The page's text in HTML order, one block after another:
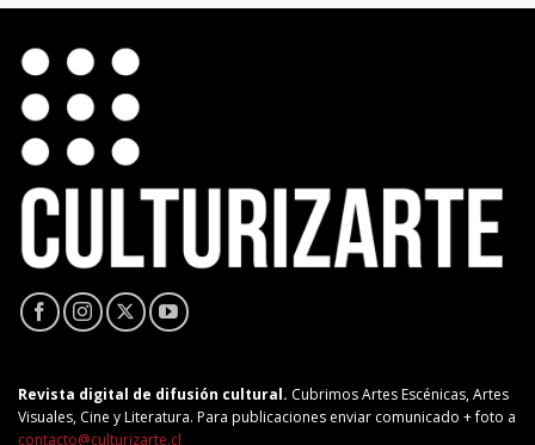
Revista digital de difusión cultural. Cubrimos Artes Escénicas, Artes
Visuales, Cine y Literatura. Para publicaciones enviar comunicado + foto a
contacto@culturizarte.cl